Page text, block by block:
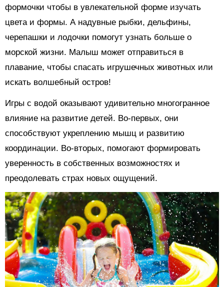
формочки чтобы в увлекательной форме изучать
цвета и формы. А надувные рыбки, дельфины,
черепашки и лодочки помогут узнать больше о
морской жизни. Малыш может отправиться в
плавание, чтобы спасать игрушечных животных или
искать волшебный остров!
Игры с водой оказывают удивительно многогранное
влияние на развитие детей. Во-первых, они
способствуют укреплению мышц и развитию
координации. Во-вторых, помогают формировать
уверенность в собственных возможностях и
преодолевать страх новых ощущений.